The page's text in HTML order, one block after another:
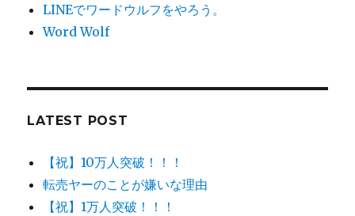
LINEでワードウルフをやろう。
Word Wolf
LATEST POST
【祝】10万人突破！！！
転売ヤーのことが嫌いな理由
【祝】1万人突破！！！